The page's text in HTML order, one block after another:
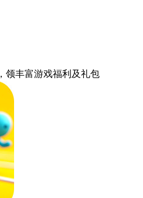
，领丰富游戏福利 及礼包